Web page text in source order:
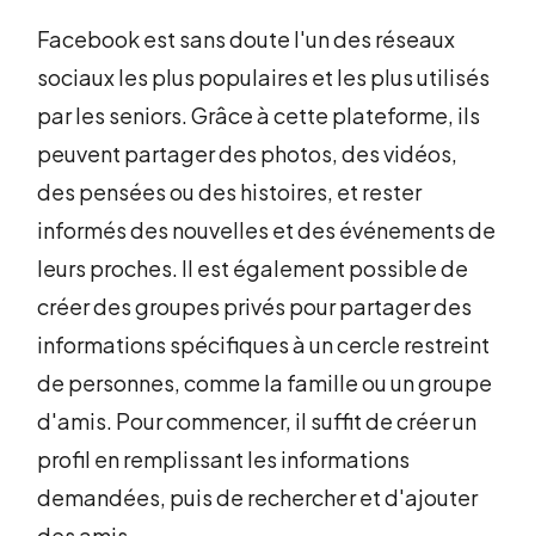
Facebook est sans doute l'un des réseaux
sociaux les plus populaires et les plus utilisés
par les seniors. Grâce à cette plateforme, ils
peuvent partager des photos, des vidéos,
des pensées ou des histoires, et rester
informés des nouvelles et des événements de
leurs proches. Il est également possible de
créer des groupes privés pour partager des
informations spécifiques à un cercle restreint
de personnes, comme la famille ou un groupe
d'amis. Pour commencer, il suffit de créer un
profil en remplissant les informations
demandées, puis de rechercher et d'ajouter